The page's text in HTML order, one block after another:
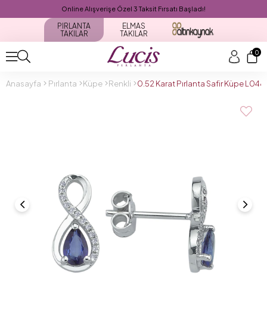
Online Alışverişe Özel 3 Taksit Fırsatı Başladı!
PIRLANTA
TAKILAR
ELMAS
TAKILAR
0
Anasayfa Pırlanta Küpe Renkli 0.52 Karat Pırlanta Safir Küpe